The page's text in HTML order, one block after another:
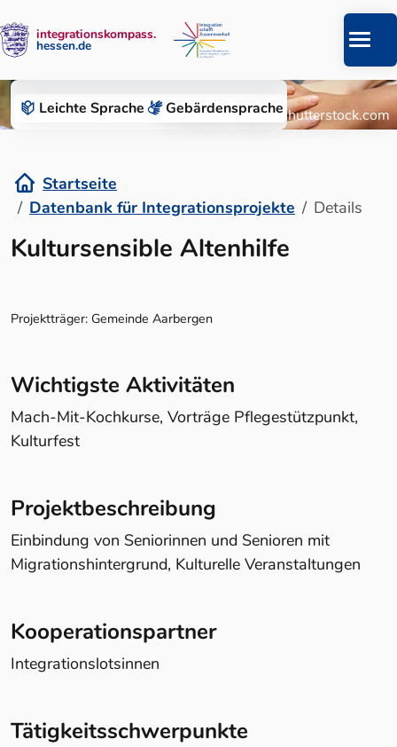
Leichte Sprache Gebärden­sprache
Zum Inhalt springen
integrationskompass.
hessen.de
Datenbank für Integrationsprojekte
© Roman Chazov/Shutterstock.com
Startseite
Datenbank für Integrationsprojekte
Details
Details
Kultursensible Altenhilfe
Projektträger: Gemeinde Aarbergen
Wichtigste Aktivitäten
Mach-Mit-Kochkurse, Vorträge Pflegestützpunkt,
Kulturfest
Projektbeschreibung
Einbindung von Seniorinnen und Senioren mit
Migrationshintergrund, Kulturelle Veranstaltungen
Kooperationspartner
Integrationslotsinnen
Tätigkeitsschwerpunkte